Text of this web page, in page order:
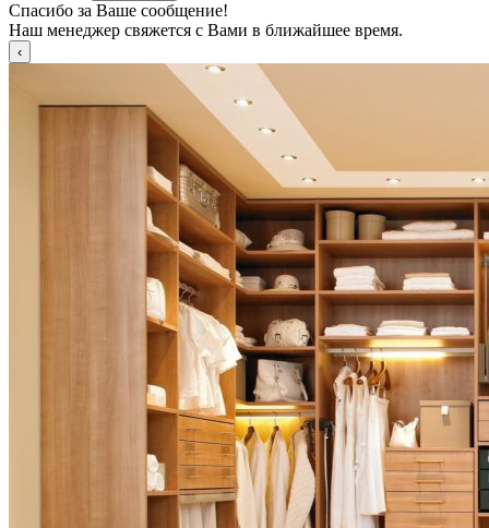
Спасибо за Ваше сообщение!
Наш менеджер свяжется с Вами в ближайшее время.